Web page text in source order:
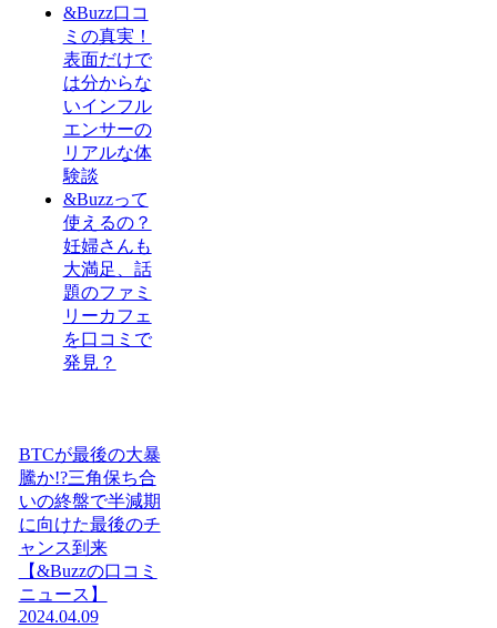
&Buzz口コ
ミの真実！
表面だけで
は分からな
いインフル
エンサーの
リアルな体
験談
&Buzzって
使えるの？
妊婦さんも
大満足、話
題のファミ
リーカフェ
を口コミで
発見？
BTCが最後の大暴
騰か!?三角保ち合
いの終盤で半減期
に向けた最後のチ
ャンス到来
【&Buzzの口コミ
ニュース】
2024.04.09